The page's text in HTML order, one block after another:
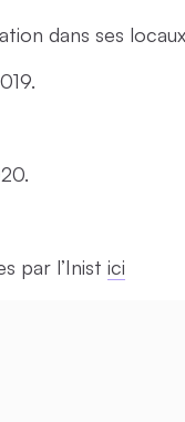
dans ses
par l’Inist ici